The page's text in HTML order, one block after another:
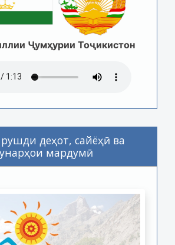
Ҷумҳурии Тоҷикистон
деҳот, сайёҳӣ ва
мардумӣ